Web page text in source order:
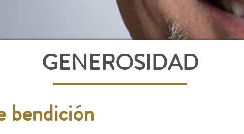
GENEROSIDAD
bendición